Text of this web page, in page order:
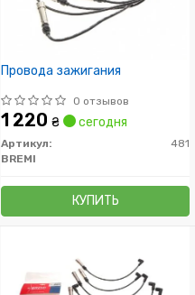
Провода зажигания
0 отзывов
1 220 ₴ сегодня
Артикул:
481
BREMI
КУПИТЬ